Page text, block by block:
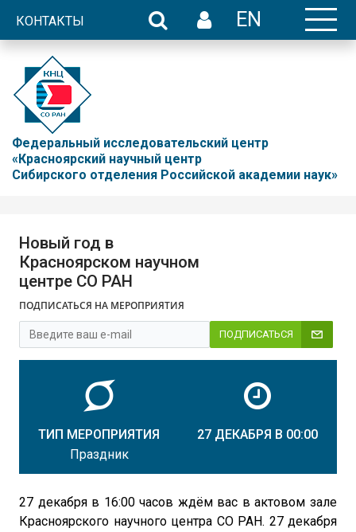
КОНТАКТЫ EN
Федеральный исследовательский центр
«Красноярский научный центр
Сибирского отделения Российской академии наук»
Новый год в
Красноярском научном
центре СО РАН
ПОДПИСАТЬСЯ НА МЕРОПРИЯТИЯ
ПОДПИСАТЬСЯ
ТИП МЕРОПРИЯТИЯ
Праздник
27 ДЕКАБРЯ В 00:00
27 декабря в 16:00 часов ждём вас в актовом зале
Красноярского научного центра СО РАН. 27 декабря